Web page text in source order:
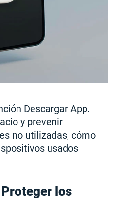
Descargar App.
y prevenir
no utilizadas, cómo
usados
Proteger los